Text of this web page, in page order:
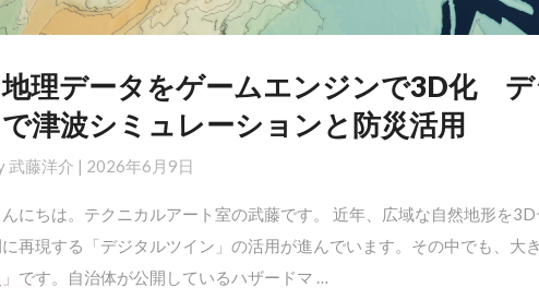
地理データをゲームエンジンで3D化
で津波シミュレーションと防災活用
武藤洋介 | 2026年6月9日
んにちは。テクニカルアート室の武藤です。 近年、広域な自然地形を
に再現する「デジタルツイン」の活用が進んでいます。その中でも、大
」です。自治体が公開しているハザードマ …